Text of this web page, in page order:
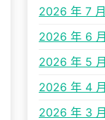
2026 年 7 月
2026 年 6 月
2026 年 5 月
2026 年 4 月
2026 年 3 月